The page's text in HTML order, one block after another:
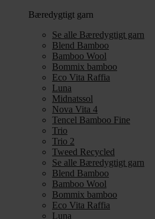
Bæredygtigt garn
Se alle Bæredygtigt garn
Blend Bamboo
Bamboo Wool
Bommix bamboo
Eco Vita Raffia
Luna
Midnatssol
Nova Vita 4
Tencel Bamboo Fine
Trio
Trio 2
Tweed Recycled
Se alle Bæredygtigt garn
Blend Bamboo
Bamboo Wool
Bommix bamboo
Eco Vita Raffia
Luna